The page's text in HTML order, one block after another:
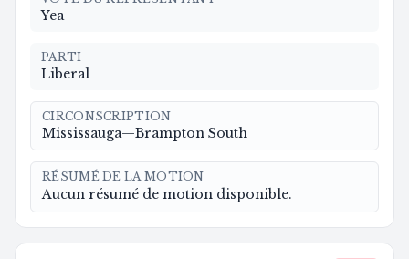
Yea
PARTI
Liberal
CIRCONSCRIPTION
Mississauga—Brampton South
RÉSUMÉ DE LA MOTION
Aucun résumé de motion disponible.